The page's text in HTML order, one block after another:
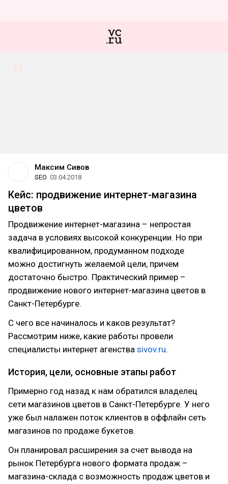
Максим Сивов
SEO 03.04.2018
Кейс: продвижение интернет-магазина
цветов
Продвижение интернет-магазина – непростая
задача в условиях высокой конкуренции. Но при
квалифицированном, продуманном подходе
можно достигнуть желаемой цели, причем
достаточно быстро. Практический пример –
продвижение нового интернет-магазина цветов в
Санкт-Петербурге.
С чего все начиналось и каков результат?
Рассмотрим ниже, какие работы провели
специалисты интернет агенства sivov.ru.
История, цели, основные этапы работ
Примерно год назад к нам обратился владелец
сети магазинов цветов в Санкт-Петербурге. У него
уже был налажен поток клиентов в оффлайн сеть
магазинов по продаже букетов.
Он планировал расширения за счет вывода на
рынок Петербурга нового формата продаж –
магазина-склада с возможность продаж цветов и